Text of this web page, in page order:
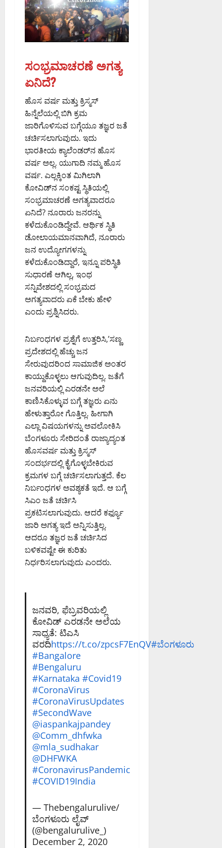
ಸಂಭ್ರಮಾಚರಣೆ ಅಗತ್ಯ
ಏನಿದೆ?
ಹೊಸ ವರ್ಷ ಮತ್ತು ಕ್ರಿಸ್ಮಸ್‌
ಹಿನ್ನೆಲೆಯಲ್ಲಿ ಬಿಗಿ ಕ್ರಮ
ಜಾರಿಗೊಳಿಸುವ ಬಗ್ಗೆಯೂ ತಜ್ಞರ ಜತೆ
ಚರ್ಚಿಸಲಾಗುವುದು. ಇದು
ಭಾರತೀಯ ಕ್ಯಾಲೆಂಡರ್‌ನ ಹೊಸ
ವರ್ಷ ಅಲ್ಲ. ಯುಗಾದಿ ನಮ್ಮ ಹೊಸ
ವರ್ಷ. ಎಲ್ಲಕ್ಕಿಂತ ಮಿಗಿಲಾಗಿ
ಕೋವಿಡ್‌ನ ಸಂಕಷ್ಟ ಸ್ಥಿತಿಯಲ್ಲಿ
ಸಂಭ್ರಮಾಚರಣೆ ಅಗತ್ಯವಾದರೂ
ಏನಿದೆ? ನೂರಾರು ಜನರನ್ನು
ಕಳೆದುಕೊಂಡಿದ್ದೇವೆ. ಆರ್ಥಿಕ ಸ್ಥಿತಿ
ಡೋಲಾಯಮಾನವಾಗಿದೆ, ನೂರಾರು
ಜನ ಉದ್ಯೋಗಗಳನ್ನು
ಕಳೆದುಕೊಂಡಿದ್ದಾರೆ, ಇನ್ನೂ ಪರಿಸ್ಥಿತಿ
ಸುಧಾರಣೆ ಆಗಿಲ್ಲ, ಇಂಥ
ಸನ್ನಿವೇಶದಲ್ಲಿ ಸಂಭ್ರಮದ
ಅಗತ್ಯವಾದರು ಏಕೆ ಬೇಕು ಹೇಳಿ
ಎಂದು ಪ್ರಶ್ನಿಸಿದರು.
ನಿರ್ಬಂಧಗಳ ಪ್ರಶ್ನೆಗೆ ಉತ್ತರಿಸಿ,ʼಸಣ್ಣ
ಪ್ರದೇಶದಲ್ಲಿ ಹೆಚ್ಚು ಜನ
ಸೇರುವುದರಿಂದ ಸಾಮಾಜಿಕ ಅಂತರ
ಕಾಯ್ದುಕೊಳ್ಳಲು ಆಗುವುದಿಲ್ಲ. ಜತೆಗೆ
ಜನವರಿಯಲ್ಲಿ ಎರಡನೇ ಅಲೆ
ಕಾಣಿಸಿಕೊಳ್ಳುವ ಬಗ್ಗೆ ತಜ್ಞರು ಏನು
ಹೇಳುತ್ತಾರೋ ಗೊತ್ತಿಲ್ಲ. ಹೀಗಾಗಿ
ಎಲ್ಲಾ ವಿಷಯಗಳನ್ನು ಅವಲೋಕಿಸಿ
ಬೆಂಗಳೂರು ಸೇರಿದಂತೆ ರಾಜ್ಯಾದ್ಯಂತ
ಹೊಸವರ್ಷ ಮತ್ತು ಕ್ರಿಸ್ಮಸ್‌
ಸಂದರ್ಭದಲ್ಲಿ ಕೈಗೊಳ್ಳಬೇಕಿರುವ
ಕ್ರಮಗಳ ಬಗ್ಗೆ ಚರ್ಚಿಸಲಾಗುತ್ತದೆ. ಕೆಲ
ನಿರ್ಬಂಧಗಳ ಅವಶ್ಯಕತೆ ಇದೆ. ಆ ಬಗ್ಗೆ
ಸಿಎಂ ಜತೆ ಚರ್ಚಿಸಿ
ಪ್ರಕಟಿಸಲಾಗುವುದು. ಆದರೆ ಕರ್ಫ್ಯೂ
ಜಾರಿ ಅಗತ್ಯ ಇದೆ ಅನ್ನಿಸುತ್ತಿಲ್ಲ.
ಆದರೂ ತಜ್ಞರ ಜತೆ ಚರ್ಚಿಸಿದ
ಬಳಿಕವಷ್ಟೇ ಈ ಕುರಿತು
ನಿರ್ಧರಿಸಲಾಗುವುದು ಎಂದರು.
ಜನವರಿ, ಫೆಬ್ರವರಿಯಲ್ಲಿ
ಕೋವಿಡ್‌ ಎರಡನೇ ಅಲೆಯ
ಸಾಧ್ಯತೆ: ಟಿಎಸಿ
ವರದಿhttps://t.co/zpcsF7EnQV#ಬೆಂಗಳೂರು
#Bangalore
#Bengaluru
#Karnataka #Covid19
#CoronaVirus
#CoronaVirusUpdates
#SecondWave
@iaspankajpandey
@Comm_dhfwka
@mla_sudhakar
@DHFWKA
#CoronavirusPandemic
#COVID19India
— Thebengalurulive/
ಬೆಂಗಳೂರು ಲೈವ್
(@bengalurulive_)
December 2, 2020